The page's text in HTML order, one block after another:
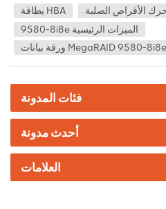
تسلسليًا) و8 منافذ SAS خارجية لدعم ما يصل إلى 8 محركات أقراص ثابتة
ثابتة خارجية. وهذا يجعلها مثالية للتعامل مع
المعقدة. تشمل الميزات الرئيسية
ما يلي:قم بتوصيل ما يصل إلى 240 جهاز SAS/SATA أو 32 جهاز NVMe
المنخفض وموصلات SAS المثبتة على الجانبمخرج كابل ملائم لعامل
النطاق الترددي العالي من خلال اتصال
PCIe 4.0موازنة الحماية والأداء للتطبيقات المهمة باستخدام RAID 0 و00
و1 و5 و6 و10 و50 و60وضع JBOD مع RAID 0 و1 و10 وJBOD لبيئات
SDSأضف المزيد من الحماية وراحة البال مع حماية ذاكرة التخزين المؤقت
بطاقة HBA
الأقراص الصلبة
9580-8i8e الميزات الرئيسية
ورقة بيانات MegaRAID 9580-8i8e
فئات المدونة
أحدث مدونة
العلامات